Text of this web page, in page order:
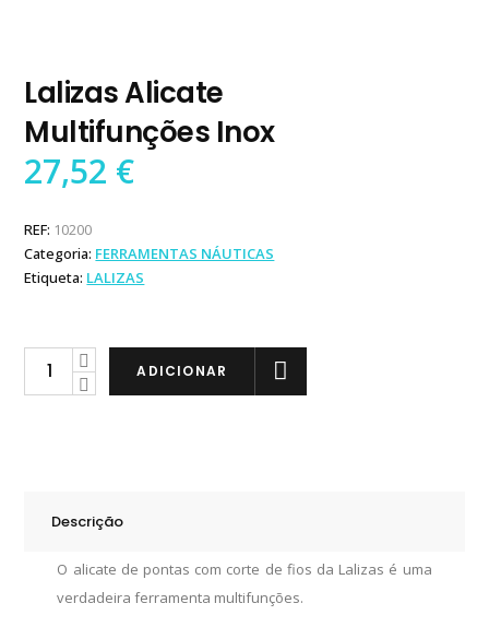
Lalizas Alicate
Multifunções Inox
27,52 €
REF: 10200
Categoria: FERRAMENTAS NÁUTICAS
Etiqueta: LALIZAS
Lalizas
ADICIONAR
Descrição
O alicate de pontas com corte de fios da Lalizas é uma
verdadeira ferramenta multifunções.